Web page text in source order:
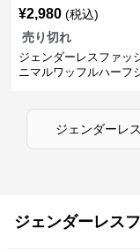
¥2,980 (税込)
売り切れ
ジェンダーレスファッ
ニマルワッフルハーフ
ジェンダーレ
ジェンダーレス